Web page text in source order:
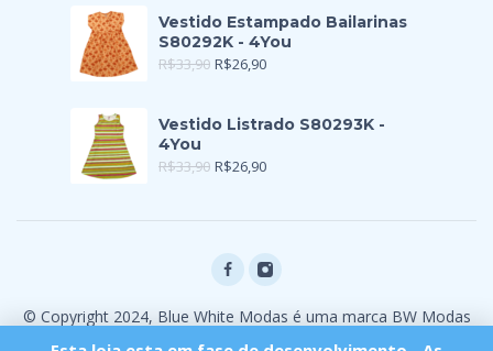
Vestido Estampado Bailarinas
S80292K - 4You
R$33,90 R$26,90
Vestido Listrado S80293K -
4You
R$33,90 R$26,90
© Copyright 2024, Blue White Modas é uma marca BW Modas